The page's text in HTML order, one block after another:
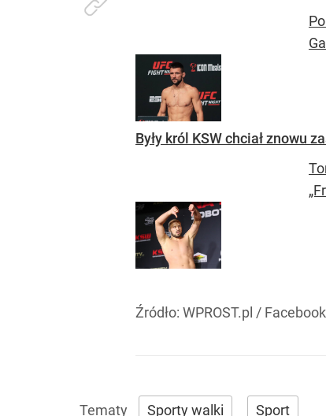
Były król KSW chciał znowu
Źródło: WPROST.pl /
Sporty walki Sport